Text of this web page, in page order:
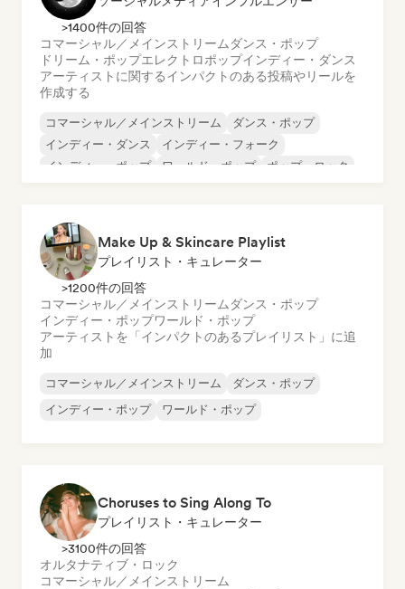
>1400件の回答
コマーシャル／メインストリーム ダンス・ポップ
ドリーム・ポップエレクトロポップインディー・ダンス
アーティストに関するインパクトのある投稿やリールを
作成する
コマーシャル／メインストリーム
ダンス・ポップ
インディー・ダンス
インディー・フォーク
インディー・ポップ
ワールド・ポップ
ポップ・ロック
Make Up & Skincare Playlist
プレイリスト・キュレーター
>1200件の回答
コマーシャル／メインストリーム ダンス・ポップ
インディー・ポップワールド・ポップ
アーティストを「インパクトのあるプレイリスト」に追
加
コマーシャル／メインストリーム
ダンス・ポップ
インディー・ポップ
ワールド・ポップ
Choruses to Sing Along To
プレイリスト・キュレーター
>3100件の回答
オルタナティブ・ロック
コマーシャル／メインストリーム